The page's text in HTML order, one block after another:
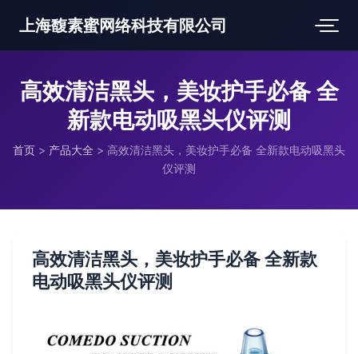
上海馥素蜜网络科技有限公司
高效清洁黑头，美妆护手必备 全
新款电动吸黑头仪评测
首页 > 产品大全 > 高效清洁黑头，美妆护手必备 全新款电动吸黑头
仪评测
高效清洁黑头，美妆护手必备 全新款
电动吸黑头仪评测